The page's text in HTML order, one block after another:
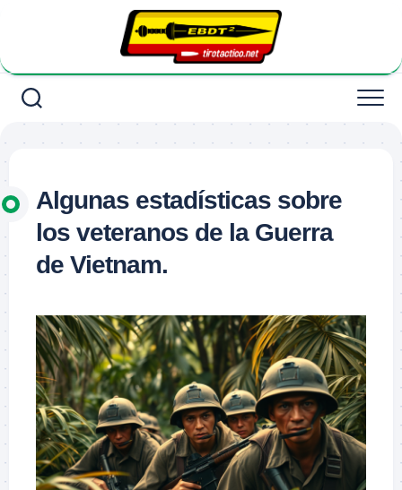
Algunas estadísticas sobre
los veteranos de la Guerra
de Vietnam.